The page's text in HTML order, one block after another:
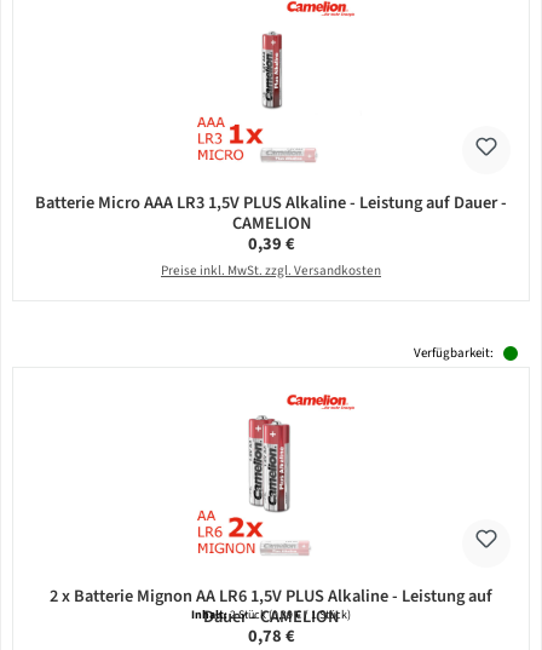
Batterie Micro AAA LR3 1,5V PLUS Alkaline - Leistung auf Dauer -
CAMELION
Regulärer Preis:
0,39 €
Preise inkl. MwSt. zzgl. Versandkosten
Verfügbarkeit:
2 x Batterie Mignon AA LR6 1,5V PLUS Alkaline - Leistung auf
Dauer - CAMELION
Inhalt:2 Stück(0,39 € / 1 Stück)
Regulärer Preis:
0,78 €